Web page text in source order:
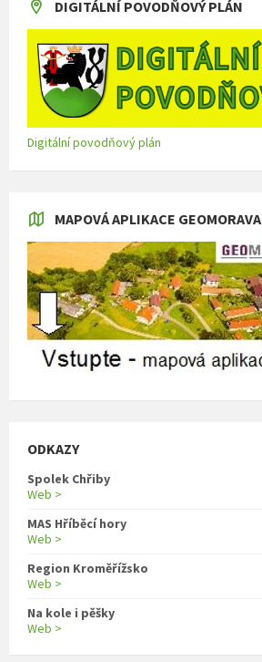
DIGITÁLNÍ POVODŇOVÝ PLÁN
Digitální povodňový plán
MAPOVÁ APLIKACE GEOMORAVA
ODKAZY
Spolek Chřiby
Web >
MAS Hříběcí hory
Web >
Region Kroměřížsko
Web >
Na kole i pěšky
Web >